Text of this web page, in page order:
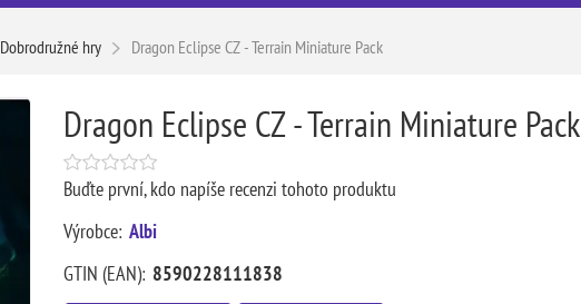
Dobrodružné hry Dragon Eclipse CZ - Terrain Miniature Pack
Dragon Eclipse CZ - Terrain Miniature Pack
Buďte první, kdo napíše recenzi tohoto produktu
Výrobce: Albi
GTIN (EAN): 8590228111838